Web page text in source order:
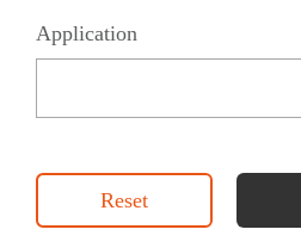
Application
Reset